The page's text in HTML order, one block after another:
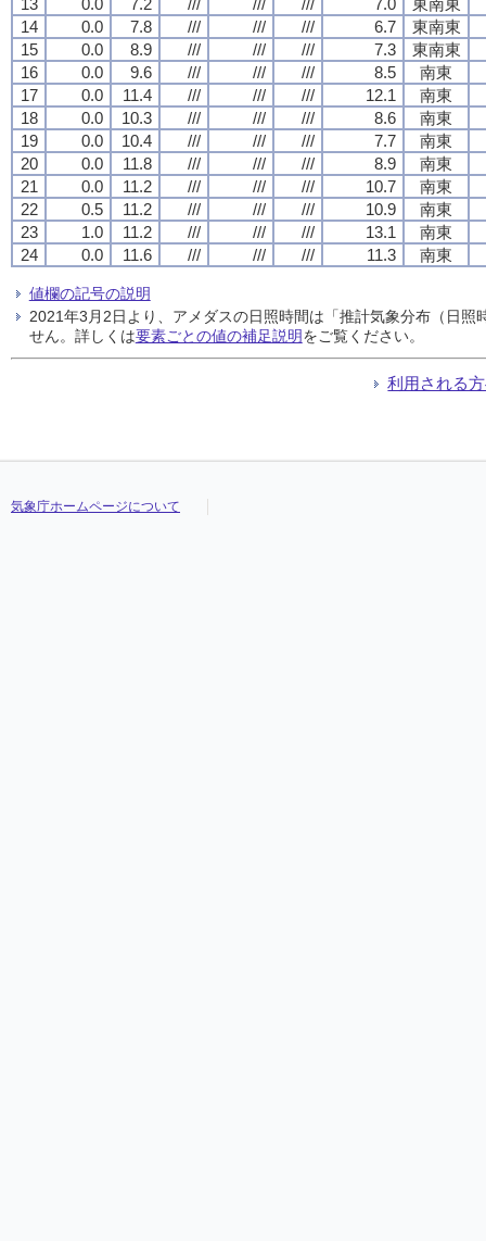
14
0.0 7.8 /// /// /// 6.7
東南東
15
0.0 8.9 /// /// /// 7.3
東南東
16
0.0 9.6 /// /// /// 8.5
南東
17
0.0 11.4 /// /// /// 12.1
南東
18
0.0 10.3 /// /// /// 8.6
南東
19
0.0 10.4 /// /// /// 7.7
南東
20
0.0 11.8 /// /// /// 8.9
南東
21
0.0 11.2 /// /// /// 10.7
南東
22
0.5 11.2 /// /// /// 10.9
南東
23
1.0 11.2 /// /// /// 13.1
南東
24
0.0 11.6 /// /// /// 11.3 南東
値欄の記号の説明
2021年3月2日より、アメダスの日照時間は「推計気象分布（日
せん。詳しくは要素ごとの値の補足説明をご覧ください。
利用される
気象庁ホームページについて